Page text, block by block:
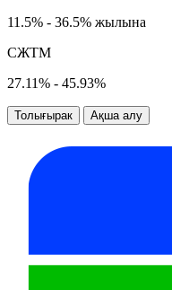
11.5% - 36.5% жылына
СЖТМ
27.11% - 45.93%
Толығырак Ақша алу